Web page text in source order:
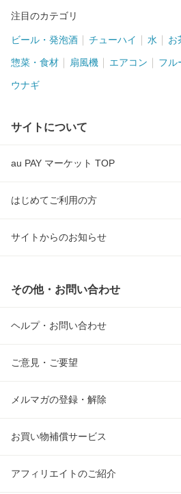
注目のカテゴリ
ビール・発泡酒 チューハイ 水 お
惣菜・食材 扇風機 エアコン フル
ウナギ
サイトについて
au PAY マーケット TOP
はじめてご利用の方
サイトからのお知らせ
その他・お問い合わせ
ヘルプ・お問い合わせ
ご意見・ご要望
メルマガの登録・解除
お買い物補償サービス
アフィリエイトのご紹介